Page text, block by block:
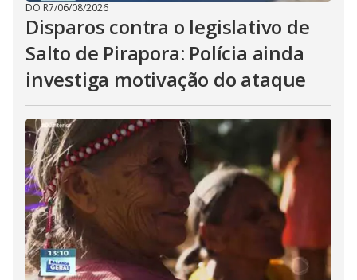
DO R7/06/08/2026
Disparos contra o legislativo de
Salto de Pirapora: Polícia ainda
investiga motivação do ataque